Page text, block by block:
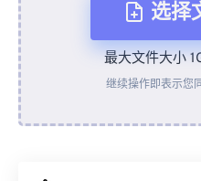
选择
从设备
最大文件大小
继续操作即表示您